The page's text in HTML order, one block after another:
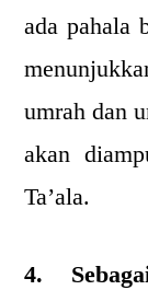
ada pahala
umrah dan
akan
Ta’ala.
4.